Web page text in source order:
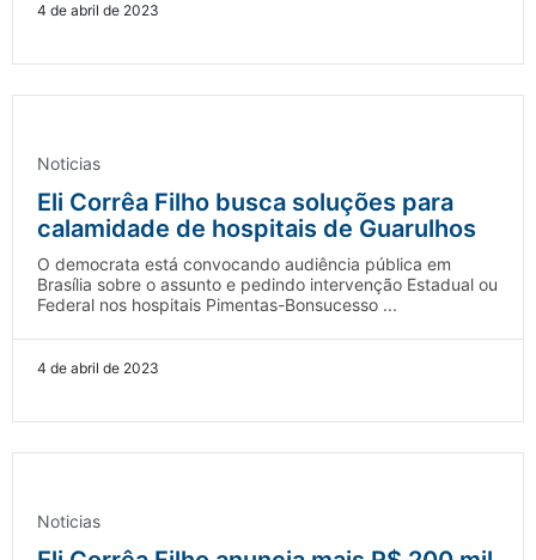
4 de abril de 2023
Noticias
Eli Corrêa Filho busca soluções para
calamidade de hospitais de Guarulhos
O democrata está convocando audiência pública em
Brasília sobre o assunto e pedindo intervenção Estadual ou
Federal nos hospitais Pimentas-Bonsucesso ...
4 de abril de 2023
Noticias